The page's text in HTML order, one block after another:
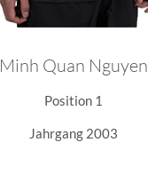
Minh Quan Nguyen
Position 1
Jahrgang 2003